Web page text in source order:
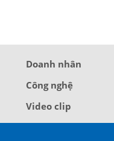
Doanh nhân
Công nghệ
Video clip